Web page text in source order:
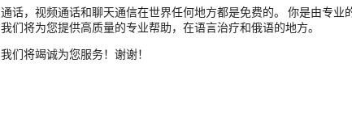
通话，视频通话和聊天通信在世界任何地方都是免费的。 你是由专
我们将为您提供高质量的专业帮助，在语言治疗和俄语的地方。
我们将竭诚为您服务！谢谢！